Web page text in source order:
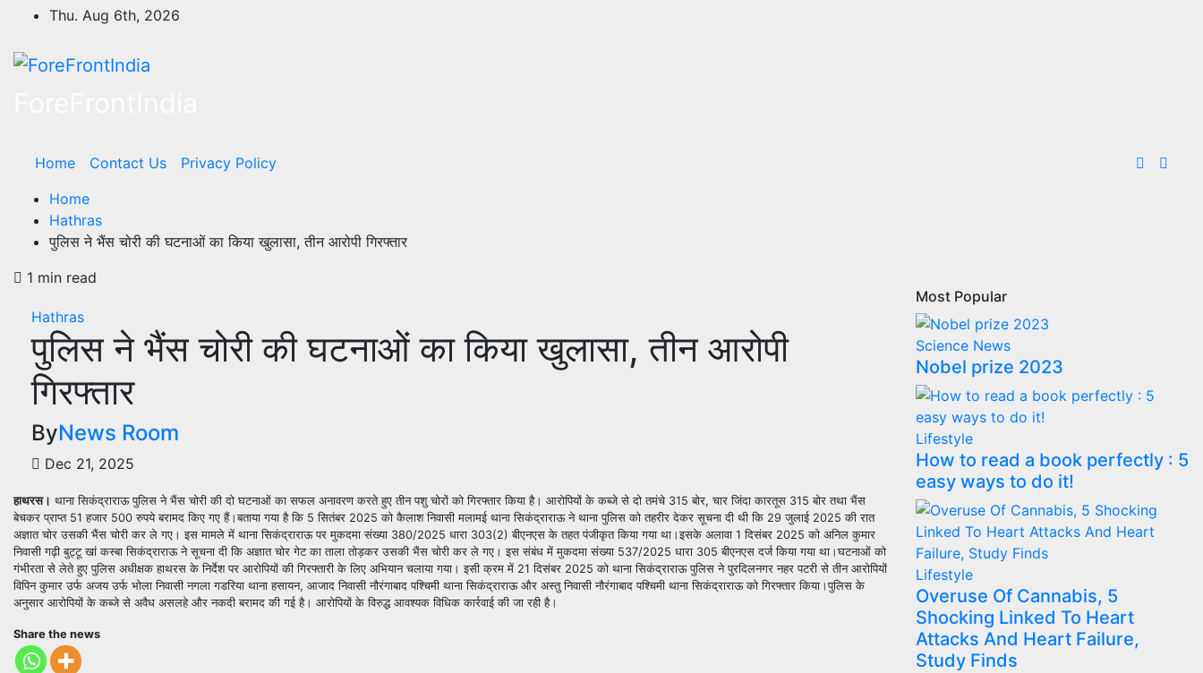
content
Thu. Aug 6th, 2026
Home Contact Us
Privacy Policy
Home
Hathras
पुलिस ने भैंस चोरी की घटनाओं का किया खुलासा, तीन आरोपी गिरफ्तार
1 min read
Hathras
पुलिस ने भैंस चोरी की घटनाओं का किया खुलासा, तीन आरोपी
गिरफ्तार
ByNews Room
Dec 21, 2025
हाथरस। थाना सिकंद्राराऊ पुलिस ने भैंस चोरी की दो घटनाओं का सफल अनावरण करते हुए तीन पशु चोरों को गिरफ्तार किया है। आरोपियों के कब्जे से दो तमंचे 315 बोर, चार जिंदा कारतूस 315 बोर तथा भैंस
बेचकर प्राप्त 51 हजार 500 रुपये बरामद किए गए हैं।बताया गया है कि 5 सितंबर 2025 को कैलाश निवासी मलामई थाना सिकंद्राराऊ ने थाना पुलिस को तहरीर देकर सूचना दी थी कि 29 जुलाई 2025 की रात
अज्ञात चोर उसकी भैंस चोरी कर ले गए। इस मामले में थाना सिकंद्राराऊ पर मुकदमा संख्या 380/2025 धारा 303(2) बीएनएस के तहत पंजीकृत किया गया था।इसके अलावा 1 दिसंबर 2025 को अनिल कुमार
निवासी गढ़ी बुट्टू खां कस्बा सिकंद्राराऊ ने सूचना दी कि अज्ञात चोर गेट का ताला तोड़कर उसकी भैंस चोरी कर ले गए। इस संबंध में मुकदमा संख्या 537/2025 धारा 305 बीएनएस दर्ज किया गया था।घटनाओं को
गंभीरता से लेते हुए पुलिस अधीक्षक हाथरस के निर्देश पर आरोपियों की गिरफ्तारी के लिए अभियान चलाया गया। इसी क्रम में 21 दिसंबर 2025 को थाना सिकंद्राराऊ पुलिस ने पुरदिलनगर नहर पटरी से तीन आरोपियों
विपिन कुमार उर्फ अजय उर्फ भोला निवासी नगला गडरिया थाना हसायन, आजाद निवासी नौरंगाबाद पश्चिमी थाना सिकंद्राराऊ और अस्तु निवासी नौरंगाबाद पश्चिमी थाना सिकंद्राराऊ को गिरफ्तार किया।पुलिस के
अनुसार आरोपियों के कब्जे से अवैध असलहे और नकदी बरामद की गई है। आरोपियों के विरुद्ध आवश्यक विधिक कार्रवाई की जा रही है।
Share the news
Most Popular
Science News
Nobel prize 2023
Lifestyle
How to read a book perfectly : 5
easy ways to do it!
Lifestyle
Overuse Of Cannabis, 5
Shocking Linked To Heart
Attacks And Heart Failure,
Study Finds